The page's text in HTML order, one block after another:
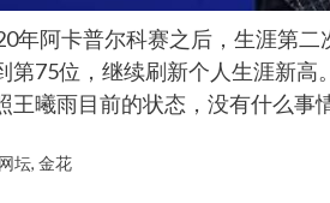
年阿卡普尔科赛之后，生涯第
第75位，继续刷新个人生涯新
曦雨目前的状态，没有什么事
网坛, 金花